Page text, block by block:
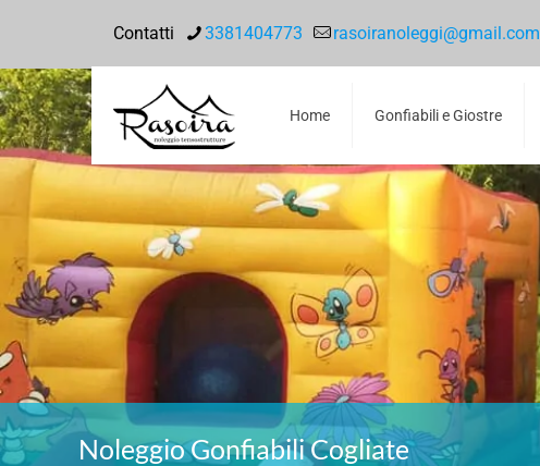
Contatti 3381404773 rasoiranoleggi@gmail.com
Home Gonfiabili e Giostre
Noleggio Gonfiabili Cogliate